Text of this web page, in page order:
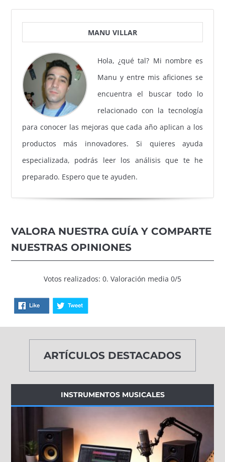
MANU VILLAR
Hola, ¿qué tal? Mi nombre es
Manu y entre mis aficiones se
encuentra el buscar todo lo
relacionado con la tecnología
para conocer las mejoras que cada año aplican a los
productos más innovadores. Si quieres ayuda
especializada, podrás leer los análisis que te he
preparado. Espero que te ayuden.
VALORA NUESTRA GUÍA Y COMPARTE
NUESTRAS OPINIONES
Votos realizados: 0. Valoración media 0/5
ARTÍCULOS DESTACADOS
INSTRUMENTOS MUSICALES